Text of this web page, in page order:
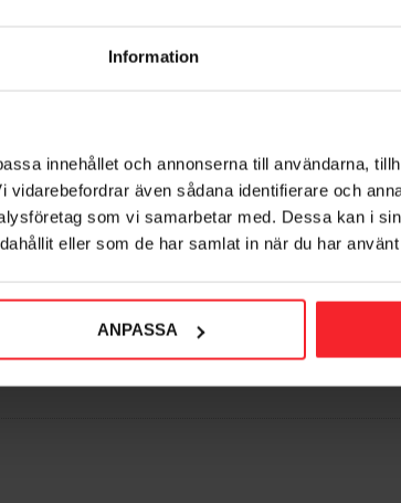
Information
innehållet och annonserna till användarna,
även sådana identifierare och
som vi samarbetar med. Dessa kan i
eller som de har samlat in när du har
ANPASSA
28mm 100st
006098142
KR
Karmhylsa Trä 38mm
Adjufix
006098143
689 KR